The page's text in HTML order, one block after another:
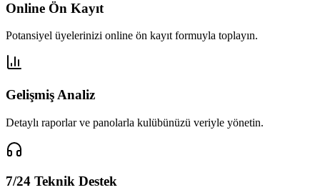
Online Ön Kayıt
Potansiyel üyelerinizi online ön kayıt formuyla toplayın.
Gelişmiş Analiz
Detaylı raporlar ve panolarla kulübünüzü veriyle yönetin.
7/24 Teknik Destek